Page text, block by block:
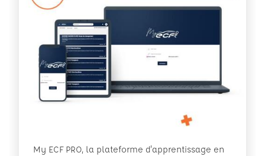
My ECF PRO, la plateforme d'apprentissage en